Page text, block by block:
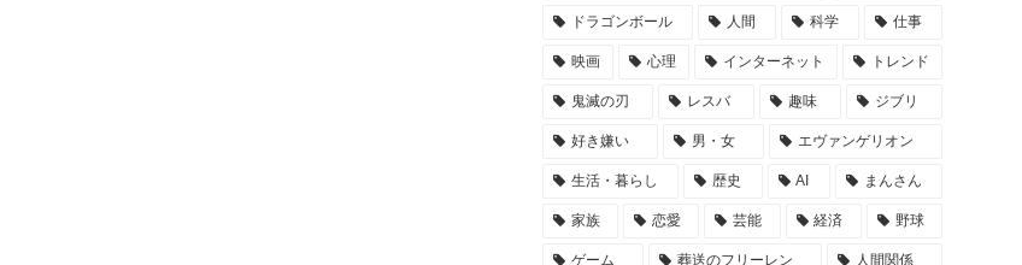
ドラゴンボール 人間 科学 仕事
映画 心理 インターネット トレンド
鬼滅の刃 レスバ 趣味 ジブリ
好き嫌い 男・女 エヴァンゲリオン
生活・暮らし 歴史 AI まんさん
家族 恋愛 芸能 経済 野球
ゲーム 葬送のフリーレン 人間関係